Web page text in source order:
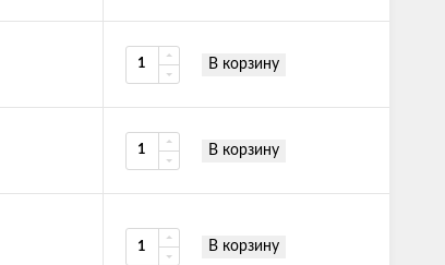
В корзину
В корзину
В корзину